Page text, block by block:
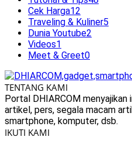
Cek Harga12
Traveling & Kuliner5
Dunia Youtube2
Videos1
Meet & Greet0
TENTANG KAMI
Portal DHIARCOM
artikel, pers, segala macam
smartphone, komputer, dsb.
IKUTI KAMI